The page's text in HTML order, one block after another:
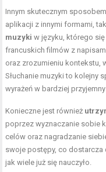
Innym skutecznym
aplikacji z innymi formami,
muzyki w języku, którego
francuskich filmów z
oraz zrozumieniu kontekstu,
Słuchanie muzyki to kolejny
wyrażeń w bardziej
Konieczne jest również
poprzez wyznaczanie sobie
celów oraz nagradzanie
swoje postępy, co dostarcza
jak wiele już się nauczyło.